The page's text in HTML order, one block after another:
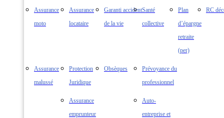
Assurance
moto
Assurance
malussé
Assurance
locataire
Protection
Juridique
Assurance
emprunteur
Garanti accident
de la vie
Obsèques
Santé
collective
Prévoyance du
professionnel
Auto-
entreprise et
Plan
d’épargne
retraite
(per)
RC